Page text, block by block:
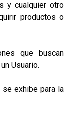
y cualquier otro
productos o
que buscan
Usuario.
exhibe para la